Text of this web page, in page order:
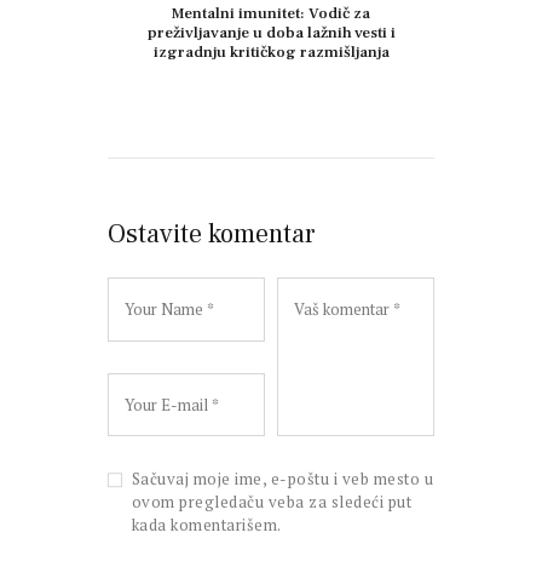
Mentalni imunitet: Vodič za
preživljavanje u doba lažnih vesti i
izgradnju kritičkog razmišljanja
Ostavite komentar
Sačuvaj moje ime, e-poštu i veb mesto u
ovom pregledaču veba za sledeći put
kada komentarišem.